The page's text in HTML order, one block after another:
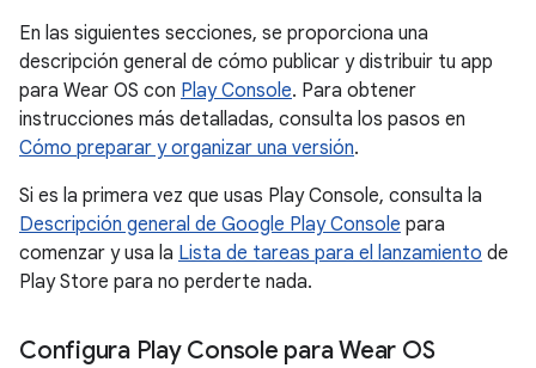
En las siguientes secciones, se proporciona una
descripción general de cómo publicar y distribuir tu app
para Wear OS con Play Console. Para obtener
instrucciones más detalladas, consulta los pasos en
Cómo preparar y organizar una versión.
Si es la primera vez que usas Play Console, consulta la
Descripción general de Google Play Console para
comenzar y usa la Lista de tareas para el lanzamiento de
Play Store para no perderte nada.
Configura Play Console para Wear OS